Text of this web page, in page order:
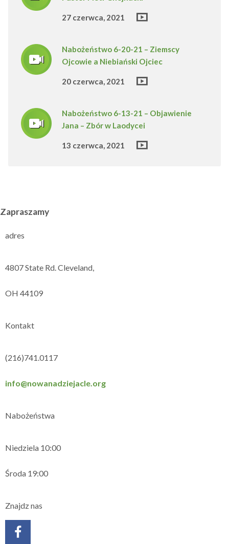
27 czerwca, 2021
Nabożeństwo 6-20-21 – Ziemscy
Ojcowie a Niebiański Ojciec
20 czerwca, 2021
Nabożeństwo 6-13-21 – Objawienie
Jana – Zbór w Laodycei
13 czerwca, 2021
Zapraszamy
adres
4807 State Rd. Cleveland,
OH 44109
Kontakt
(216)741.0117
info@nowanadziejacle.org
Nabożeństwa
Niedziela 10:00
Środa 19:00
Znajdz nas